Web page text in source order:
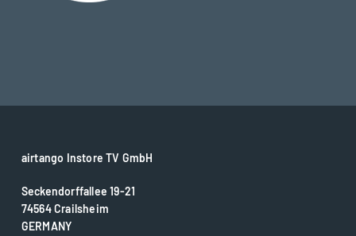
airtango Instore TV GmbH
Seckendorffallee 19-21
74564 Crailsheim
GERMANY